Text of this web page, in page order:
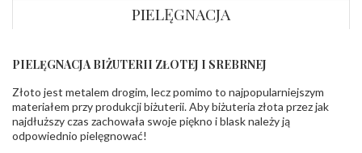
Szlif
diamentów:
diamentów
(łącznie) :
Masa
diamentów
(łącznie):
PIELĘGNACJA
PIELĘGNACJA BIŻUTERII ZŁOTEJ I SREBRNEJ
Złoto jest metalem drogim, lecz pomimo to najpopularniejszym
materiałem przy produkcji biżuterii. Aby biżuteria złota przez jak
najdłuższy czas zachowała swoje piękno i blask należy ją
odpowiednio pielęgnować!